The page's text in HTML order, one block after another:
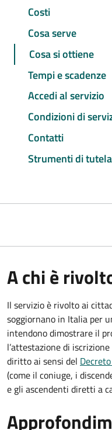
Costi
Cosa serve
Cosa si ottiene
Tempi e scadenze
Accedi al servizio
Condizioni di
Contatti
Strumenti di tutela
A chi è
Il servizio è rivolto ai
soggiornano in Italia per
intendono dimostrare il
l’attestazione di
diritto ai sensi del
(come il coniuge, i
e gli ascendenti diretti a